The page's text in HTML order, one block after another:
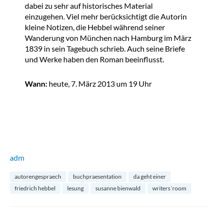
dabei zu sehr auf historisches Material
einzugehen. Viel mehr berücksichtigt die Autorin
kleine Notizen, die Hebbel während seiner
Wanderung von München nach Hamburg im März
1839 in sein Tagebuch schrieb. Auch seine Briefe
und Werke haben den Roman beeinflusst.
Wann: heute, 7. März 2013 um 19 Uhr
adm
autorengespraech buchpraesentation
da geht einer
friedrich hebbel
lesung susanne bienwald writers´room